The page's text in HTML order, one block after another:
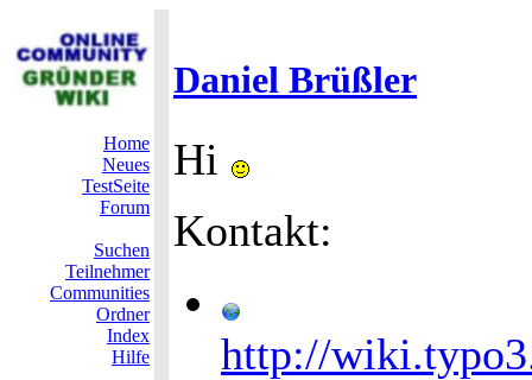
Daniel Brüßler
Home
Neues
TestSeite
Forum
Suchen
Teilnehmer
Communities
Ordner
Index
Hilfe
Hi
Kontakt:
http://